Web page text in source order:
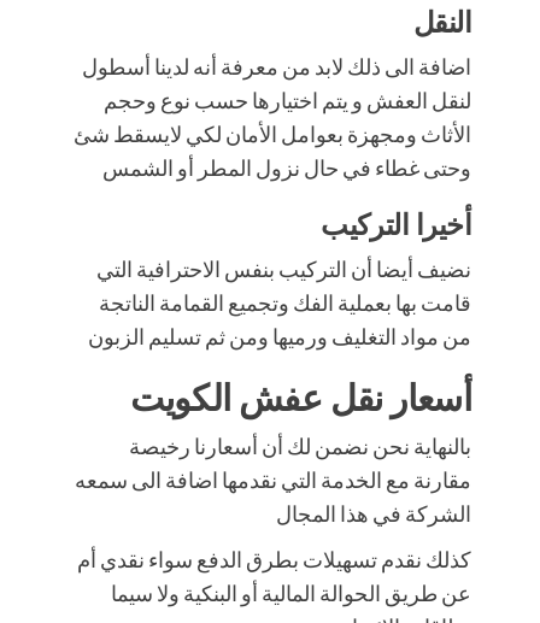
النقل
اضافة الى ذلك لابد من معرفة أنه لدينا أسطول
لنقل العفش و يتم اختيارها حسب نوع وحجم
الأثاث ومجهزة بعوامل الأمان لكي لايسقط شئ
وحتى غطاء في حال نزول المطر أو الشمس
أخيرا التركيب
نضيف أيضا أن التركيب بنفس الاحترافية التي
قامت بها بعملية الفك وتجميع القمامة الناتجة
من مواد التغليف ورميها ومن ثم تسليم الزبون
أسعار نقل عفش الكويت
بالنهاية نحن نضمن لك أن أسعارنا رخيصة
مقارنة مع الخدمة التي نقدمها اضافة الى سمعه
الشركة في هذا المجال
كذلك نقدم تسهيلات بطرق الدفع سواء نقدي أم
عن طريق الحوالة المالية أو البنكية ولا سيما